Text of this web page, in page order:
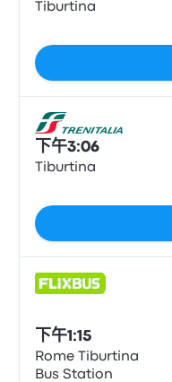
Tiburtina
下午3:06
Tiburtina
下午1:15
Rome Tiburtina
Bus Station